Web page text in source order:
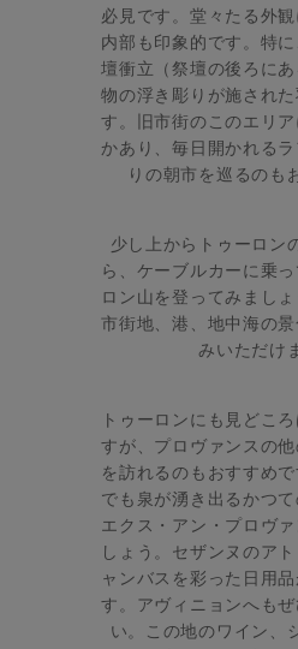
必見です。堂々たる外観
内部も印象的です。特
壇衝立（祭壇の後ろに
物の浮き彫りが施され
す。旧市街のこのエリ
かあり、毎日開かれる
りの朝市を巡るのも
少し上からトゥーロン
ら、ケーブルカーに乗
ロン山を登ってみましょ
市街地、港、地中海の
みいただけ
トゥーロンにも見どこ
すが、プロヴァンスの
を訪れるのもおすすめ
でも泉が湧き出るかつて
エクス・アン・プロヴ
しょう。セザンヌのア
ャンバスを彩った日用
す。アヴィニョンへも
い。この地のワイン、